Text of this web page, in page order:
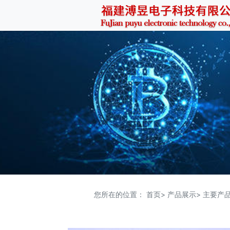
您所在的位置： 首页> 产品展示> 主要产